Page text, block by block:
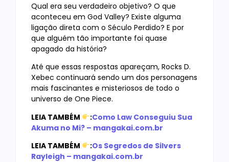
Qual era seu verdadeiro objetivo? O que
aconteceu em God Valley? Existe alguma
ligação direta com o Século Perdido? E por
que alguém tão importante foi quase
apagado da história?
Até que essas respostas apareçam, Rocks D.
Xebec continuará sendo um dos personagens
mais fascinantes e misteriosos de todo o
universo de One Piece.
LEIA TAMBÉM
:Como Law Conseguiu Sua
Akuma no Mi? – mangakai.com.br
LEIA TAMBÉM
:Os Segredos de Silvers
Rayleigh – mangakai.com.br